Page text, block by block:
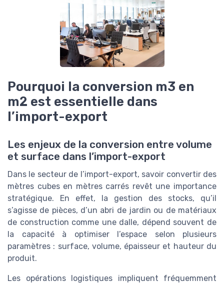
Pourquoi la conversion m3 en
m2 est essentielle dans
l’import-export
Les enjeux de la conversion entre volume
et surface dans l’import-export
Dans le secteur de l’import-export, savoir convertir des
mètres cubes en mètres carrés revêt une importance
stratégique. En effet, la gestion des stocks, qu’il
s’agisse de pièces, d’un abri de jardin ou de matériaux
de construction comme une dalle, dépend souvent de
la capacité à optimiser l’espace selon plusieurs
paramètres : surface, volume, épaisseur et hauteur du
produit.
Les opérations logistiques impliquent fréquemment